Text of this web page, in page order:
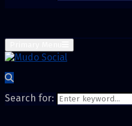
Search for: